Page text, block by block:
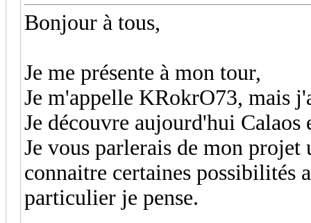
Bonjour à tous,
Je me présente à mon tour,
Je m'appelle KRokrO73, mais
Je découvre aujourd'hui
Je vous parlerais de mon
connaitre certaines possibilités
particulier je pense.